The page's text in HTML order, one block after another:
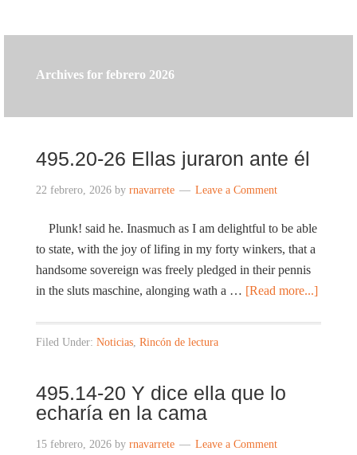
Archives for febrero 2026
495.20-26 Ellas juraron ante él
22 febrero, 2026by rnavarrete Leave a Comment
Plunk! said he. Inasmuch as I am delightful to be able
to state, with the joy of lifing in my forty winkers, that a
handsome sovereign was freely pledged in their pennis
in the sluts maschine, alonging wath a … [Read more...]
Filed Under: Noticias, Rincón de lectura
495.14-20 Y dice ella que lo
echaría en la cama
15 febrero, 2026by rnavarrete Leave a Comment